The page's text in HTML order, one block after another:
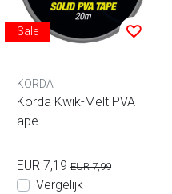
Sale
KORDA
Korda Kwik-Melt PVA T
ape
EUR 7,19 EUR 7,99
Vergelijk